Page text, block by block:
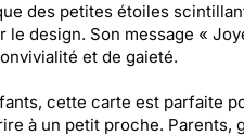
des petites étoiles
le design. Son message «
et de gaieté.
cette carte est parfaite
à un petit proche. Parents,